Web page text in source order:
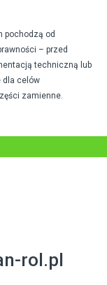
pochodzą od
– przed
techniczną lub
dla celów
zamienne.
rol.pl